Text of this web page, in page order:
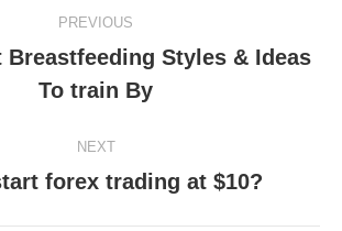
PREVIOUS
Previous
post:
Breastfeeding Styles & Ideas
To train By
NEXT
Next
forex trading at $10?